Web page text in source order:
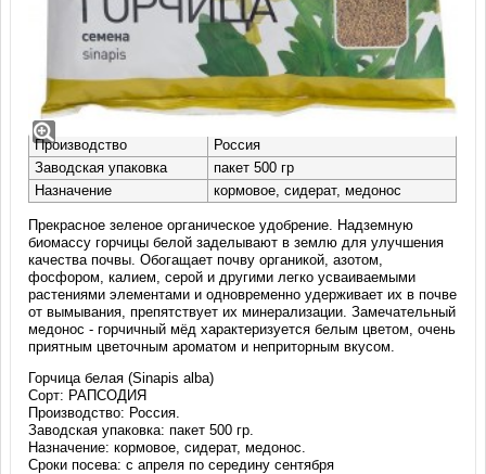
Семена сидераты Горчица белая (500
гр)
Сорт
РАПСОДИЯ
Производство
Россия
Заводская упаковка
пакет 500 гр
Назначение
кормовое, сидерат, медонос
Прекрасное зеленое органическое удобрение. Надземную
биомассу горчицы белой заделывают в землю для улучшения
качества почвы. Обогащает почву органикой, азотом,
фосфором, калием, серой и другими легко усваиваемыми
растениями элементами и одновременно удерживает их в почве
от вымывания, препятствует их минерализации. Замечательный
медонос - горчичный мёд характеризуется белым цветом, очень
приятным цветочным ароматом и неприторным вкусом.
Горчица белая (Sinapis alba)
Сорт: РАПСОДИЯ
Производство: Россия.
Заводская упаковка: пакет 500 гр.
Назначение: кормовое, сидерат, медонос.
Сроки посева: с апреля по середину сентября